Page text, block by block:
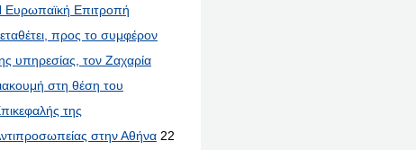
Ευρωπαϊκή Επιτροπή
προς το συμφέρον
υπηρεσίας, τον Ζαχαρία
στη θέση του
της
στην Αθήνα 22